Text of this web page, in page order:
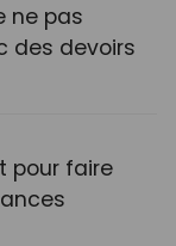
ne pas
des devoirs
pour faire